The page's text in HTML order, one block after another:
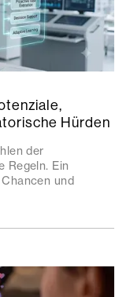
Hürden
der
Regeln. Ein
und